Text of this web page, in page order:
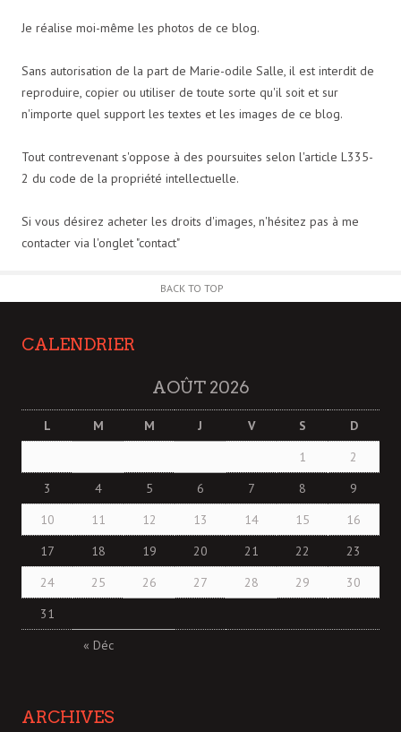
Je réalise moi-même les photos de ce blog.
Sans autorisation de la part de Marie-odile Salle, il est interdit de
reproduire, copier ou utiliser de toute sorte qu'il soit et sur
n'importe quel support les textes et les images de ce blog.
Tout contrevenant s'oppose à des poursuites selon l'article L335-
2 du code de la propriété intellectuelle.
Si vous désirez acheter les droits d'images, n'hésitez pas à me
contacter via l'onglet "contact"
BACK TO TOP
CALENDRIER
AOÛT 2026
L M M J V S D
« Déc
1
2
3
4 5 6 7 8
9
10
11 12 13 14 15
16
17
18 19 20 21 22
23
24
25 26 27 28 29
30
31
ARCHIVES